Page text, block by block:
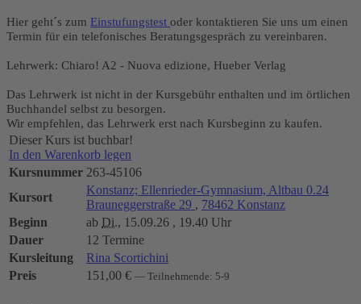
Hier geht´s zum Einstufungstest oder kontaktieren Sie uns um einen
Termin für ein telefonisches Beratungsgespräch zu vereinbaren.
Lehrwerk: Chiaro! A2 - Nuova edizione, Hueber Verlag
Das Lehrwerk ist nicht in der Kursgebühr enthalten und im örtlichen
Buchhandel selbst zu besorgen.
Wir empfehlen, das Lehrwerk erst nach Kursbeginn zu kaufen.
Dieser Kurs ist buchbar!
In den Warenkorb legen
Kursnummer 263-45106
Kursort
Konstanz; Ellenrieder-Gymnasium, Altbau 0.24
Brauneggerstraße 29 , 78462 Konstanz
Beginn
ab Di., 15.09.26 , 19.40 Uhr
Dauer
12 Termine
Kursleitung
Rina Scortichini
Preis
151,00 € — Teilnehmende: 5-9